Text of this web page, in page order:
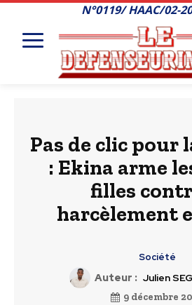
N°0119/ HAAC/02-
Pas de clic pour
: Ekina arme
filles
harcèlement
Société
Auteur : Julien
9 décembre